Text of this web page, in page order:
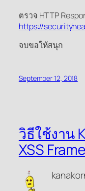
ตรวจ HTTP
https://
จบขอให้สนุก
September 12, 2018
วิธีใช้งาน
XSS